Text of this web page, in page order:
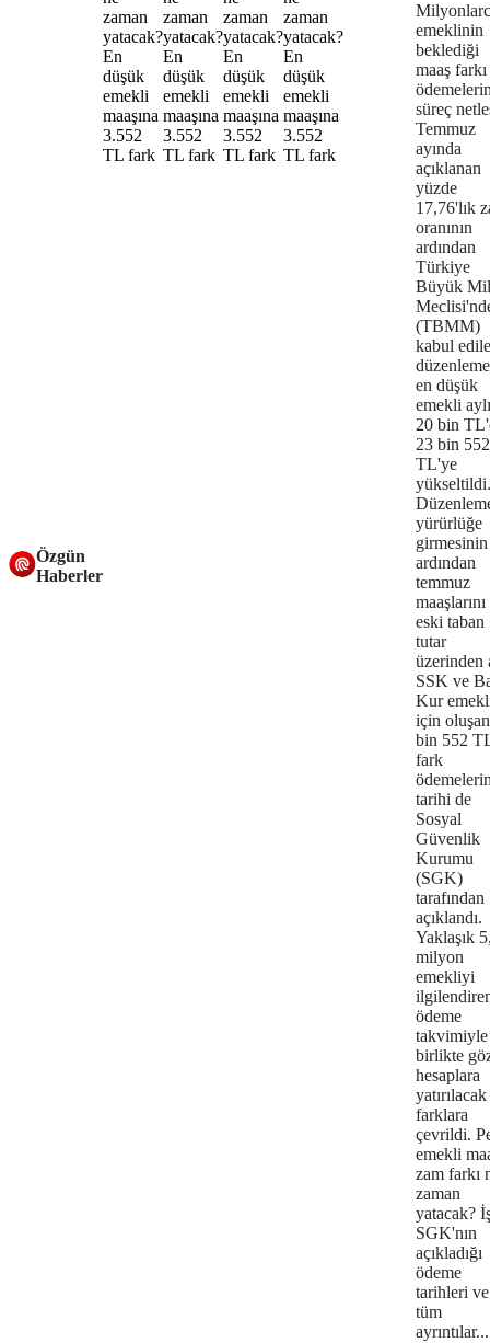
Özgün
Haberler
emeklinin
beklediği
maaş farkı
süreç
Temmuz
ayında
açıklanan
yüzde
17,76'lık
oranının
ardından
Türkiye
Büyük
(TBMM)
kabul
en düşük
emekli
20 bin
23 bin 552
TL'ye
yükseltildi.
yürürlüğe
girmesinin
ardından
temmuz
maaşlarını
eski taban
tutar
üzerinden
SSK ve
Kur
için
bin 552
fark
tarihi de
Sosyal
Güvenlik
Kurumu
(SGK)
tarafından
açıklandı.
Yaklaşık
milyon
emekliyi
ödeme
takvimiyle
birlikte
hesaplara
yatırılacak
farklara
çevrildi.
emekli
zam farkı
zaman
yatacak?
SGK'nın
açıkladığı
ödeme
tarihleri ve
tüm
ayrıntılar...